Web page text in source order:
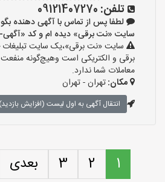
تلفن: 09121407270
لطفا پس از تماس با آگهی دهنده
سایت «نت برقی» دیده ام و کد «آگهی-40» را اعلام کنید»
سایت «نت برقی»،یک سایت
برقی و الکتریکی است وهیچ‌گونه منفعت
معاملات شما ندارد.
مکان:تهران - تهران
انتقال آگهی به اول لیست (افزایش بازدید)
1
2
3 بعدی